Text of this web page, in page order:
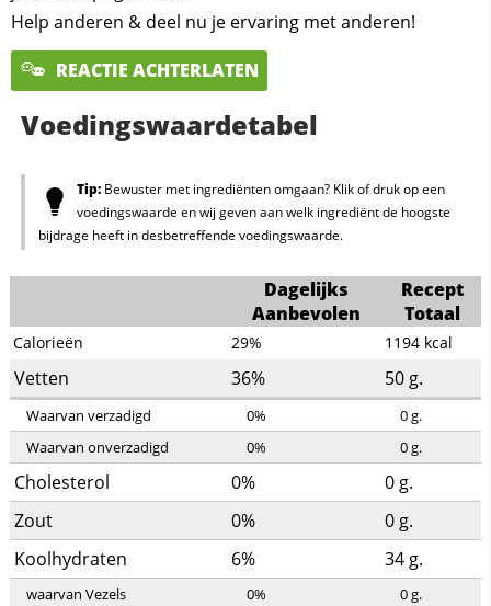
Help anderen & deel nu je ervaring met anderen!
REACTIE ACHTERLATEN
Voedingswaardetabel
Tip:Bewuster met ingrediënten omgaan? Klik of druk op een
voedingswaarde en wij geven aan welk ingrediënt de hoogste
bijdrage heeft in desbetreffende voedingswaarde.
Dagelijks
Aanbevolen
Recept
Totaal
Calorieën 29% 1194 kcal
Vetten 36% 50g.
Waarvan verzadigd 0% 0g.
Waarvan onverzadigd
0% 0g.
Cholesterol 0% 0g.
Zout
0% 0g.
Koolhydraten
6% 34g.
waarvan Vezels 0% 0g.